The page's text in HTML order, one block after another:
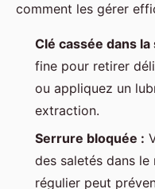
comment les gérer
Clé cassée dans
fine pour retirer
ou appliquez un
extraction.
Serrure bloquée :
des saletés dans le
régulier peut